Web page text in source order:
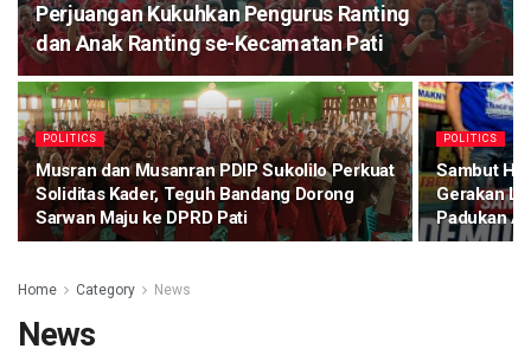
Perjuangan Kukuhkan Pengurus Ranting
dan Anak Ranting se-Kecamatan Pati
POLITICS
Musran dan Musanran PDIP Sukolilo Perkuat
Soliditas Kader, Teguh Bandang Dorong
Sarwan Maju ke DPRD Pati
POLITICS
Sambut
Gerakan
Padukan
Home Category News
News